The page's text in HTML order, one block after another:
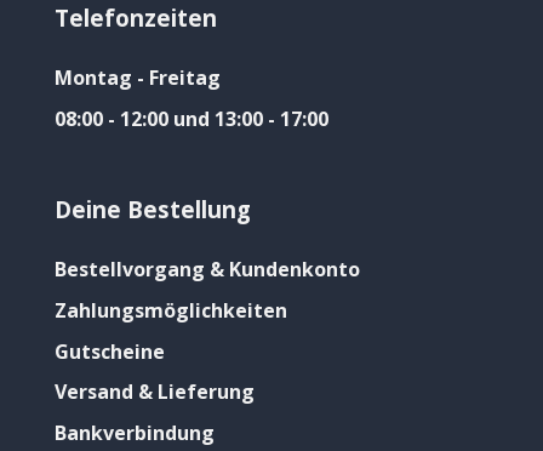
Telefonzeiten
Montag - Freitag
08:00 - 12:00 und 13:00 - 17:00
Deine Bestellung
Bestellvorgang & Kundenkonto
Zahlungsmöglichkeiten
Gutscheine
Versand & Lieferung
Bankverbindung